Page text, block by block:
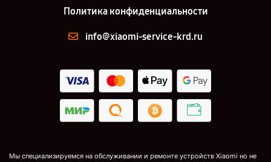
Политика конфиденциальности
info@xiaomi-service-krd.ru
Мы специализируемся на обслуживании и ремонте устройств Xiaomi но не